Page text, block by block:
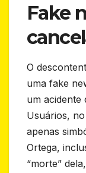
Fake
O
uma fake
um acidente
Usuários,
apenas
Ortega,
“morte”